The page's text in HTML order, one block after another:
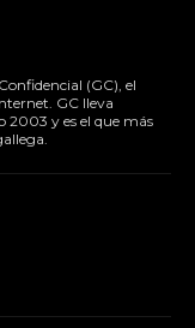
(GC), el
GC lleva
y es el que más